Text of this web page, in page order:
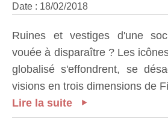
Date : 18/02/2018
Ruines et vestiges d'une
vouée à disparaître ? Les
globalisé s'effondrent, se
visions en trois dimensions de
Lire la suite